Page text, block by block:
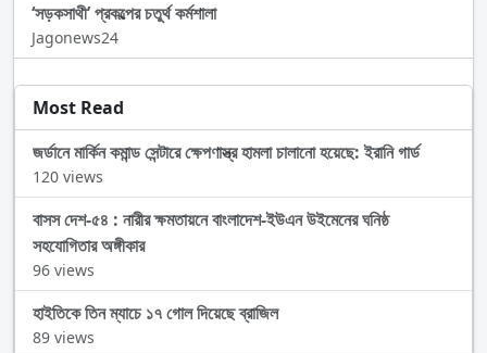
‌‘সড়কসাথী’ প্রকল্পের চতুর্থ কর্মশালা
Jagonews24
Most Read
জর্ডানে মার্কিন কমান্ড সেন্টারে ক্ষেপণাস্ত্র হামলা চালানো হয়েছে: ইরানি গার্ড
120 views
বাসস দেশ-৫৪ : নারীর ক্ষমতায়নে বাংলাদেশ-ইউএন উইমেনের ঘনিষ্ঠ
সহযোগিতার অঙ্গীকার
96 views
হাইতিকে তিন ম্যাচে ১৭ গোল দিয়েছে ব্রাজিল
89 views